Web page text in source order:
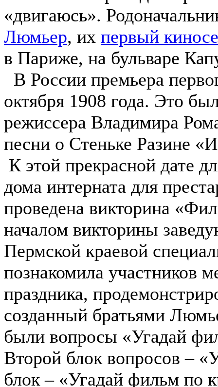
«двигаюсь».
Люмьер, их первый
в Париже, на бульваре
В России премьера
октября 1908 года. Это
режиссера Владимира
песни о Стеньке Разине
К этой прекрасной дате
дома интерната для
проведена викторина
началом викторины
Пермской краевой
познакомила участников
праздника,
созданный братьями
были вопросы «Угадай
Второй блок вопросов –
блок – «Угадай фильм по